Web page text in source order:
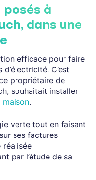
posés à
dans une
efficace pour faire
C’est
propriétaire de
souhaitait installer
maison.
verte tout en faisant
ses factures
réalisée
par l’étude de sa